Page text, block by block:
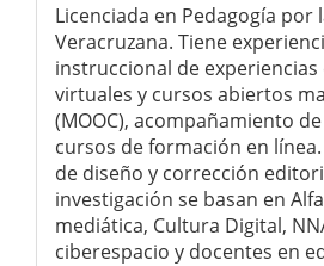
Licenciada en Pedagogía por
Veracruzana. Tiene
instruccional de experiencias
virtuales y cursos abiertos
(MOOC), acompañamiento
cursos de formación en
de diseño y corrección
investigación se basan en
mediática, Cultura Digital,
ciberespacio y docentes en